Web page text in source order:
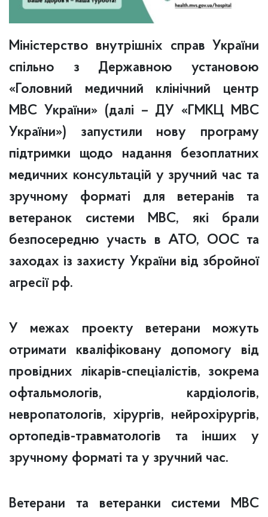
Міністерство внутрішніх справ України
спільно з Державною установою
«Головний медичний клінічний центр
МВС України» (далі – ДУ «ГМКЦ МВС
України») запустили нову програму
підтримки щодо надання безоплатних
медичних консультацій у зручний час та
зручному форматі для ветеранів та
ветеранок системи МВС, які брали
безпосередню участь в АТО, ООС та
заходах із захисту України від збройної
агресії рф.
‍‍У межах проекту ветерани можуть
отримати кваліфіковану допомогу від
провідних лікарів-спеціалістів, зокрема
офтальмологів, кардіологів,
невропатологів, хірургів, нейрохірургів,
ортопедів-травматологів та інших у
зручному форматі та у зручний час.
Ветерани та ветеранки системи МВС